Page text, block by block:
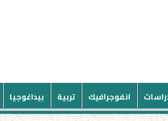
انفوجرافيك تربية بيداغوجيا